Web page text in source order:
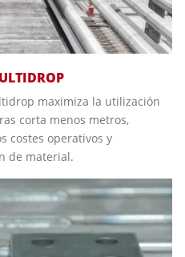
maximiza la utilización
corta menos metros,
costes operativos y
de material.